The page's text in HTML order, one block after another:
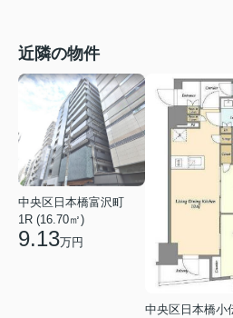
近隣の物件
中央区日本橋富沢町
1R (16.70㎡)
9.13万円
中央区日本橋小